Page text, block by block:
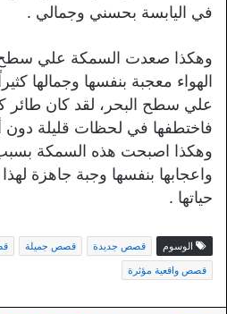
في اليابسة بحسني وجمالي .
وهكذا صعدت السمكة علي
الهواء معجبة بنفسها وجمالها
علي سطح البحر، لقد كان طائر
فاختطفها في لحظات قليلة
وهكذا اصبحت هذه السمكة
واعجابها بنفسها وجبة جاهزة
حياتها .
الوسوم قصص جديدة قصص جميلة
قصص واقعية مؤثرة